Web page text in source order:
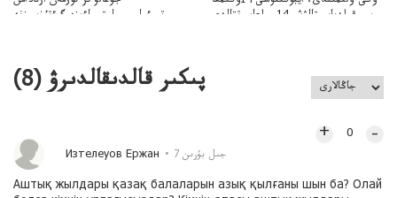
وتبءولىمىپوليتسياءىزەرگءتۇزسىزنە
سووقىلدىايىپتالۋشى14جىلعاسوتتالدى
پىكىر قالدىقالدىرۋ (8
)
Изтелеуов Ержан 7 جىل بۇرىن
+ 0 –
Аштық жылдары қазақ балаларын азық қылғаны шын ба? Олай